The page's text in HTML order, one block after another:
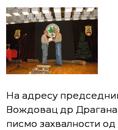
На адресу
Вождовац др Драгана
писмо захвалности